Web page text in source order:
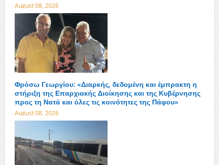
August 08, 2026
Φρόσω Γεωργίου: «Διαρκής, δεδομένη και έμπρακτη η
στήριξη της Επαρχιακής Διοίκησης και της Κυβέρνησης
προς τη Νατά και όλες τις κοινότητες της Πάφου»
August 08, 2026